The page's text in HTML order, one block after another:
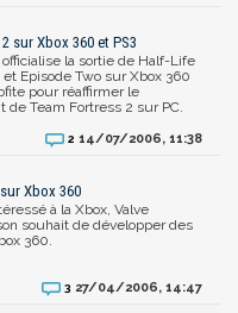
sur Xbox 360 et PS3
la sortie de Half-Life
et Episode Two sur Xbox 360
pour réaffirmer le
Team Fortress 2 sur PC.
2 14/07/2006, 11:38
Xbox 360
à la Xbox, Valve
souhait de développer des
360.
3 27/04/2006, 14:47